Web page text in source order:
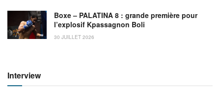
Boxe – PALATINA 8 : grande première pour
l’explosif Kpassagnon Boli
30 JUILLET 2026
Interview